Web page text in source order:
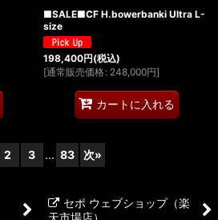
■SALE■CF H.bowerbanki Ultra L-
size
198,400円(税込)
[通常販売価格 : 248,000円]
カートに入れる
2 3 ... 83 次»
セポ ウェブショップ（楽
天市場店）